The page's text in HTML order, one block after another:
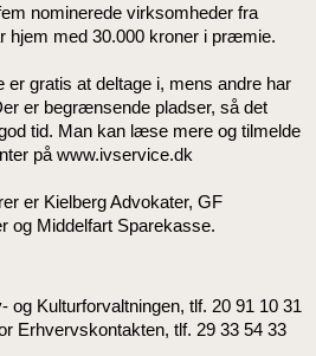
nominerede virksomheder fra
hjem med 30.000 kroner i præmie.
er gratis at deltage i, mens andre har
er begrænsende pladser, så det
tid. Man kan læse mere og tilmelde
på www.ivservice.dk
er Kielberg Advokater, GF
og Middelfart Sparekasse.
og Kulturforvaltningen, tlf. 20 91 10 31
Erhvervskontakten, tlf. 29 33 54 33